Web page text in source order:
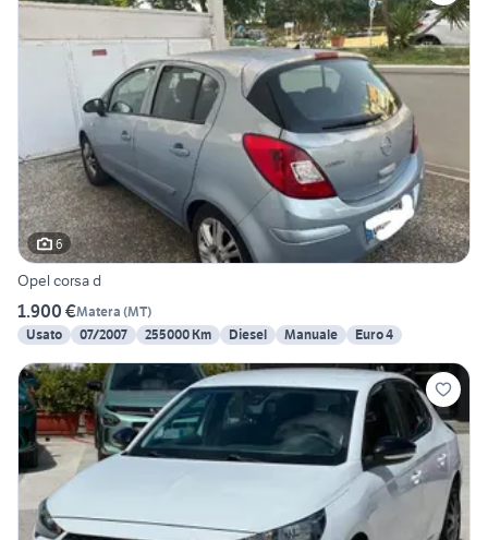
6
Opel corsa d
1.900 €Matera (MT)
Usato
07/2007 255000 Km Diesel Manuale Euro 4